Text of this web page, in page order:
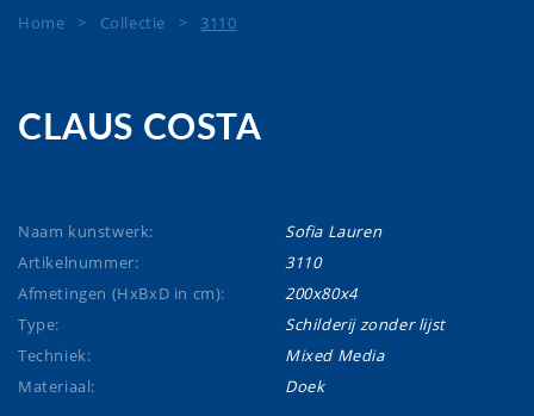
Home > Collectie > 3110
CLAUS COSTA
Naam kunstwerk:
Sofia Lauren
Artikelnummer:
3110
Afmetingen (HxBxD in cm):
200x80x4
Type:
Schilderij zonder lijst
Techniek:
Mixed Media
Materiaal:
Doek